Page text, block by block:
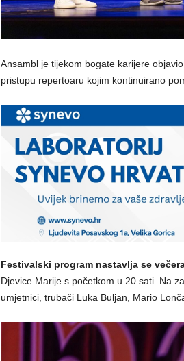
Ansambl je tijekom bogate karijere
pristupu repertoaru kojim kontinuirano
Festivalski program nastavlja se
Djevice Marije s početkom u 20 sati. Na
umjetnici, trubači Luka Buljan, Mario